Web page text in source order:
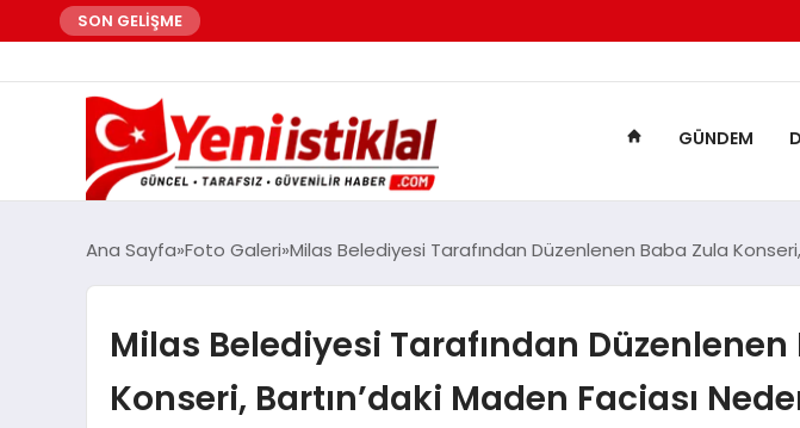
SON GELİŞME
GÜNDEM
Ana Sayfa Foto Galeri Milas Belediyesi Tarafından Düzenlenen Baba Zula
Milas Belediyesi Tarafından Düzenlenen
Konseri, Bartın’daki Maden Faciası